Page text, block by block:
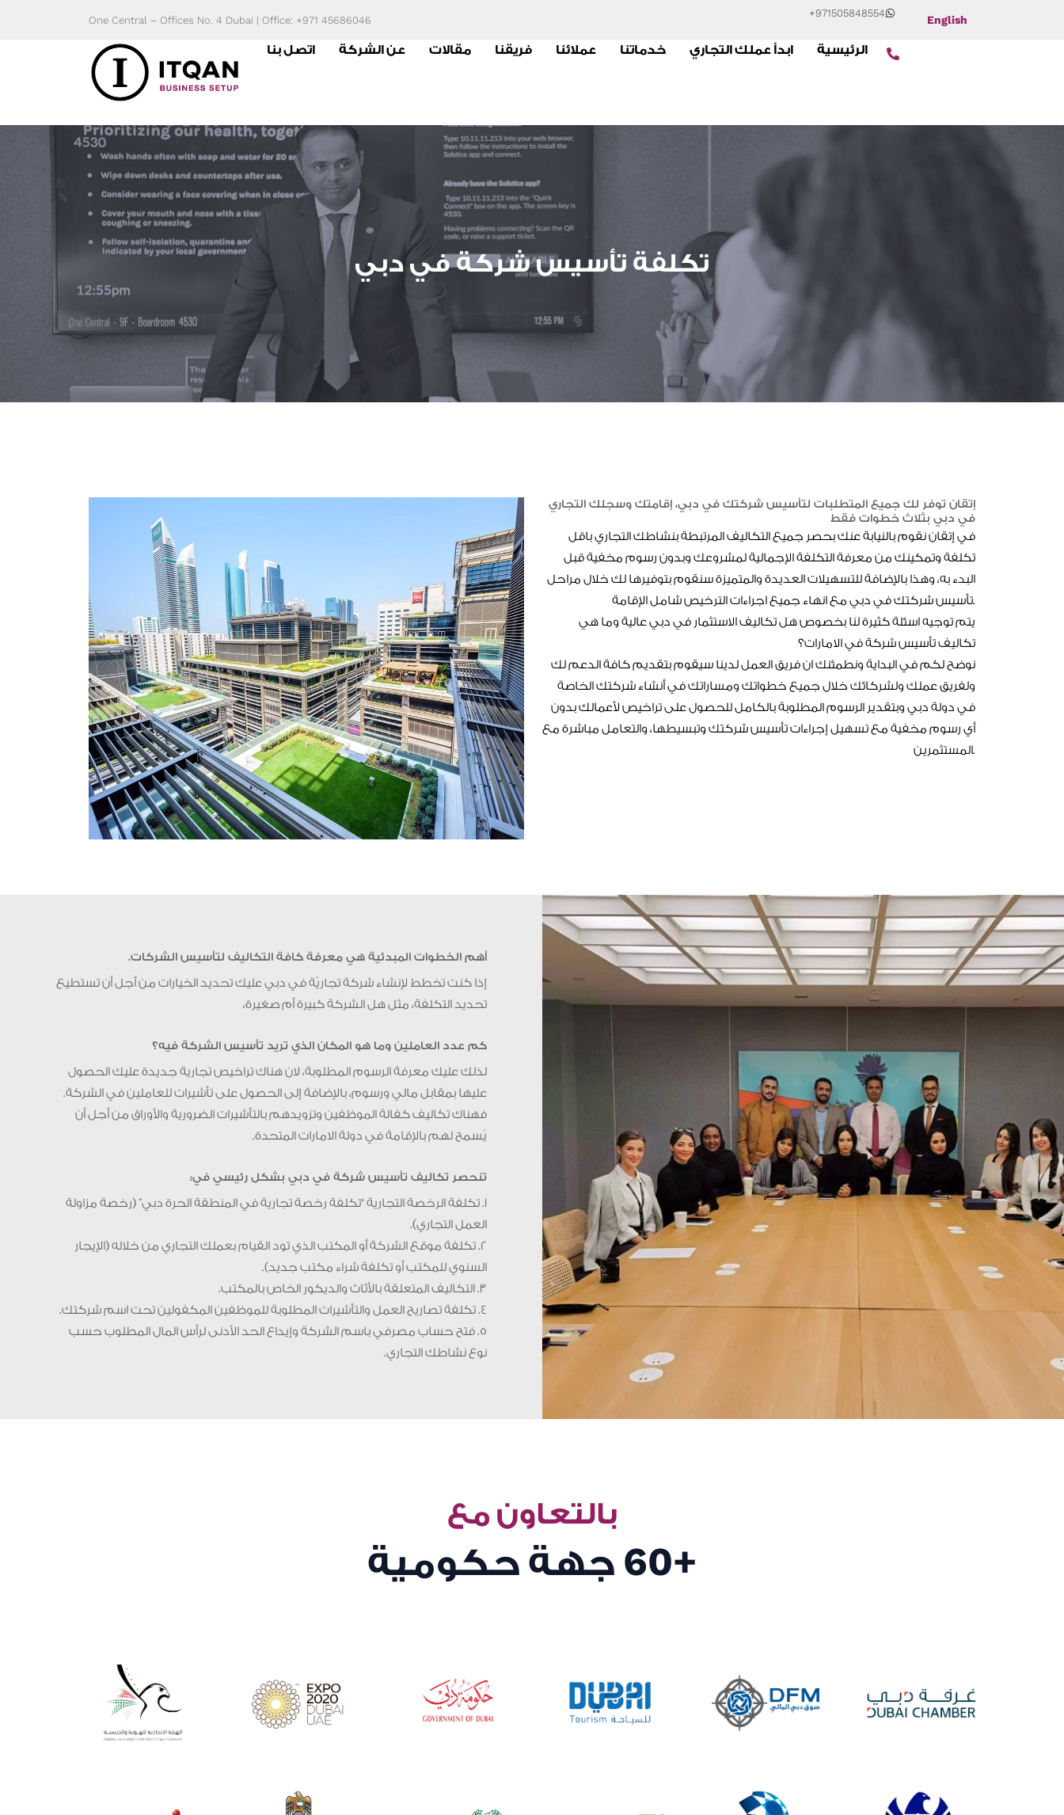
English
+971505848554
One Central – Offices No. 4 Dubai | Office: +971 45686046
الرئيسية ابدأ عملك التجاري خدماتنا عملائنا فريقنا مقالات عن الشركة اتصل بنا
تكلفة تأسيس شركة في دبي
إتقان توفر لك جميع المتطلبات لتأسيس شركتك في دبي، إقامتك وسجلك التجاري
في دبي بثلاث خطوات فقط
في إتقان نقوم بالنيابة عنك بحصر جميع التكاليف المرتبطة بنشاطك التجاري باقل
تكلفة وتمكينك من معرفة التكلفة الإجمالية لمشروعك وبدون رسوم مخفية قبل
البدء به، وهذا بالإضافة للتسهيلات العديدة والمتميزة سنقوم بتوفيرها لك خلال مراحل
تأسيس شركتك في دبي مع انهاء جميع اجراءات الترخيص شامل الإقامة.
يتم توجيه اسئلة كثيرة لنا بخصوص هل تكاليف الاستثمار في دبي عالية وما هي
تكاليف تأسيس شركة في الامارات؟
نوضح لكم في البداية ونطمئنك ان فريق العمل لدينا سيقوم بتقديم كافة الدعم لك
ولفريق عملك ولشركائك خلال جميع خطواتك ومساراتك في أنشاء شركتك الخاصة
في دولة دبي وبتقدير الرسوم المطلوبة بالكامل للحصول على تراخيص لأعمالك بدون
أي رسوم مخفية مع تسهيل إجراءات تأسيس شركتك وتبسيطها، والتعامل مباشرة مع
المستثمرين.
أهم الخطوات المبدئية هي معرفة كافة التكاليف لتأسيس الشركات.
إذا كنت تخطط لإنشاء شركة تجاريّة في دبي عليك تحديد الخيارات من أجل أن تستطيع
تحديد التكلفة، مثل هل الشركة كبيرة أم صغيرة،
كم عدد العاملين وما هو المكان الذي تريد تأسيس الشركة فيه؟
لذلك عليك معرفة الرسوم المطلوبة، لان هناك تراخيص تجارية جديدة عليك الحصول
عليها بمقابل مالي ورسوم، بالإضافة إلى الحصول على تأشيرات للعاملين في الشركة.
فهناك تكاليف كفالة الموظفين وتزويدهم بالتأشيرات الضرورية والأوراق من أجل أن
يُسمح لهم بالإقامة في دولة الامارات المتحدة.
تنحصر تكاليف تأسيس شركة في دبي بشكل رئيسي في:
1. تكلفة الرخصة التجارية “تكلفة رخصة تجارية في المنطقة الحرة دبي” (رخصة مزاولة
العمل التجاري).
2. تكلفة موقع الشركة أو المكتب الذي تود القيام بعملك التجاري من خلاله (الإيجار
السنوي للمكتب أو تكلفة شراء مكتب جديد).
3. التكاليف المتعلقة بالأثاث والديكور الخاص بالمكتب.
4. تكلفة تصاريح العمل والتأشيرات المطلوبة للموظفين المكفولين تحت اسم شركتك.
5. فتح حساب مصرفي باسم الشركة وإيداع الحد الأدنى لرأس المال المطلوب حسب
نوع نشاطك التجاري.
بالتعاون مع
+60 جهة حكومية